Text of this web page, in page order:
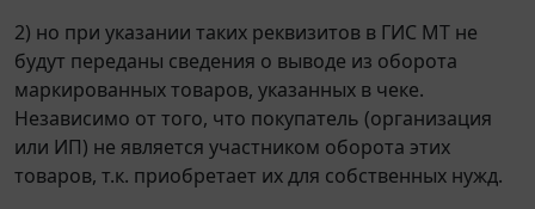
2) но при указании таких реквизитов в ГИС МТ не
будут переданы сведения о выводе из оборота
маркированных товаров, указанных в чеке.
Независимо от того, что покупатель (организация
или ИП) не является участником оборота этих
товаров, т.к. приобретает их для собственных нужд.